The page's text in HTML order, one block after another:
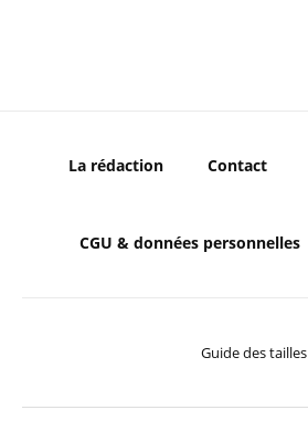
La rédaction Contact
CGU & données personnelles
Guide des tailles